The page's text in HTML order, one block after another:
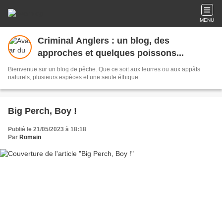
MENU
Criminal Anglers : un blog, des
approches et quelques poissons...
Bienvenue sur un blog de pêche. Que ce soit aux leurres ou aux appâts
naturels, plusieurs espèces et une seule éthique...
Big Perch, Boy !
Publié le 21/05/2023 à 18:18
Par Romain